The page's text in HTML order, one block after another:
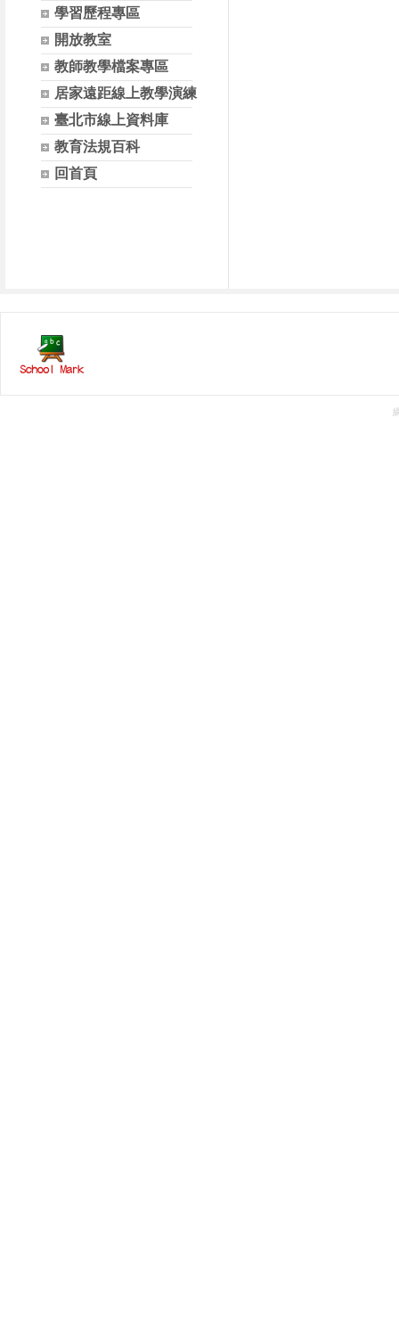
學習歷程專區
開放教室
教師教學檔案專區
居家遠距線上教學演練
臺北市線上資料庫
教育法規百科
回首頁